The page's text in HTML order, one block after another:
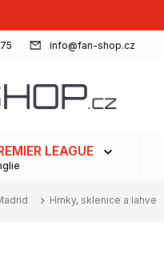
info@fan-shop.cz
LEAGUE
Hrnky, sklenice a lahve